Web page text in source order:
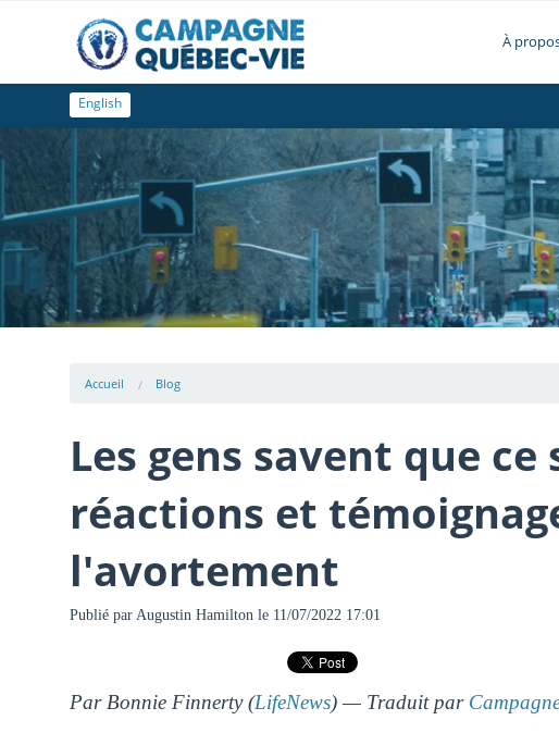
À
English
Accueil Blog
Les gens savent que ce
réactions et
l'avortement
Publié par Augustin Hamiltonle 11/07/2022 17:01
Par Bonnie Finnerty (LifeNews) — Traduit par